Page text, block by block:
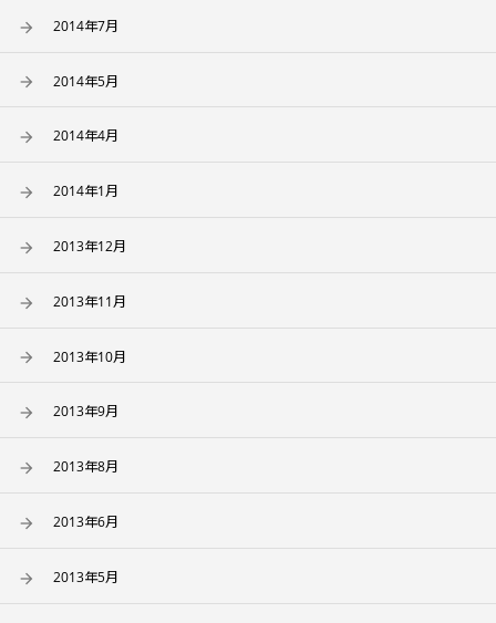
2014年7月
2014年5月
2014年4月
2014年1月
2013年12月
2013年11月
2013年10月
2013年9月
2013年8月
2013年6月
2013年5月